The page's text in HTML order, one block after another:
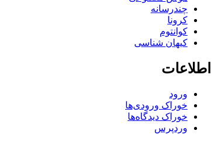
چندرسانه
کرونا
کوانتوم
کیهان شناسی
اطلاعات
ورود
خوراک ورودی‌ها
خوراک دیدگاه‌ها
وردپرس